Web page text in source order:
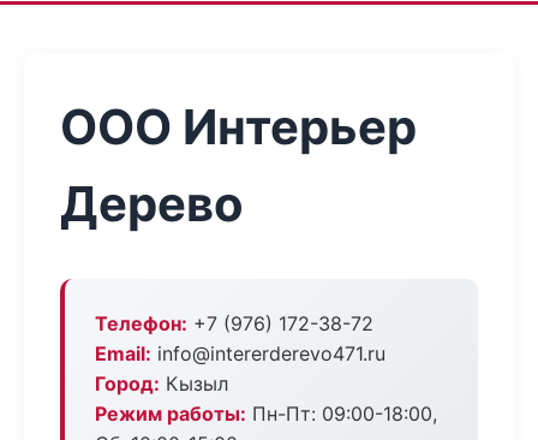
ООО Интерьер
Дерево
Телефон: +7 (976) 172-38-72
Email: info@intererderevo471.ru
Город: Кызыл
Режим работы: Пн-Пт: 09:00-18:00,